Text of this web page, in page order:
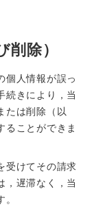
除）
個人情報が誤っ
続きにより，当
たは削除（以
ることができま
受けてその請求
，遅滞なく，当